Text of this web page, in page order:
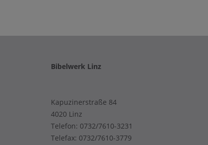
Bibelwerk Linz
Kapuzinerstraße 84
4020 Linz
Telefon: 0732/7610-3231
Telefax: 0732/7610-3779